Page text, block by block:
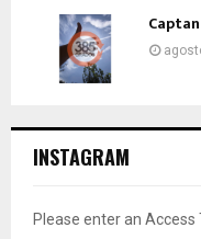
INSTAGRAM
Please enter an Access